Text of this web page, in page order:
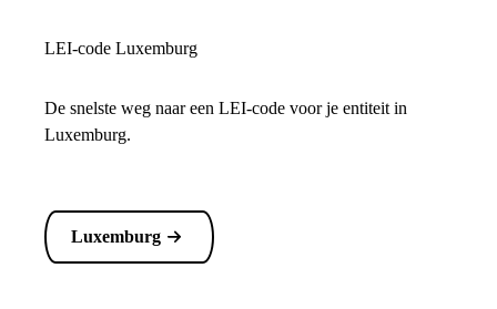
LEI-code Luxemburg
De snelste weg naar een LEI-code voor je entiteit in
Luxemburg.
Luxemburg